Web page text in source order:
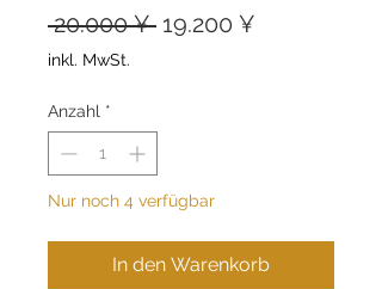
20.000 ¥ Standardpreis
19.200 ¥
inkl. MwSt.
Anzahl *
Nur noch 4 verfügbar
In den Warenkorb